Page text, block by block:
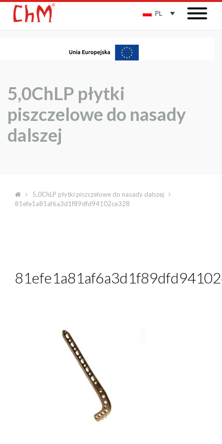
PL
5,0ChLP płytki
piszczelowe do nasady
dalszej
5,0ChLP płytki piszczelowe do nasady dalszej
81efe1a81af6a3d1f89dfd94102ce328